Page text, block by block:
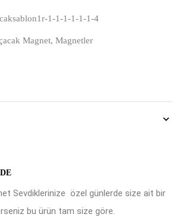
1-1-1-1-1-1-4
Magnet, Magnetler
Sevdiklerinize özel günlerde size ait bir
bu ürün tam size göre.